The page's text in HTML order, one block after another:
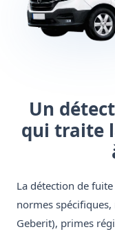
Un
qui traite
La détection de
normes
Geberit), primes